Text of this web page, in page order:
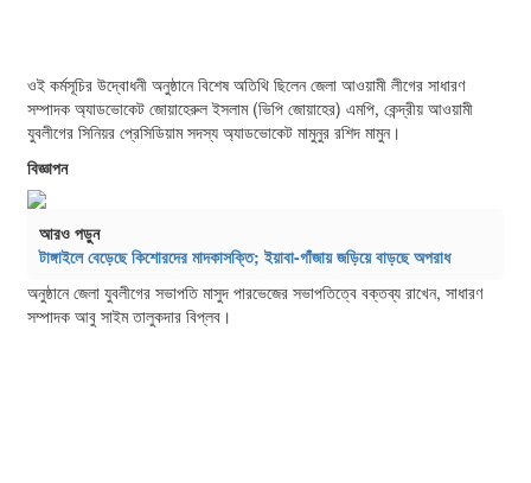
ওই কর্মসূচির উদ্বোধনী অনুষ্ঠানে বিশেষ অতিথি ছিলেন জেলা আওয়ামী লীগের সাধারণ
সম্পাদক অ্যাডভোকেট জোয়াহেরুল ইসলাম (ভিপি জোয়াহের) এমপি, কেন্দ্রীয় আওয়ামী
যুবলীগের সিনিয়র প্রেসিডিয়াম সদস্য অ্যাডভোকেট মামুনুর রশিদ মামুন।
বিজ্ঞাপন
আরও পড়ুন
টাঙ্গাইলে বেড়েছে কিশোরদের মাদকাসক্তি; ইয়াবা-গাঁজায় জড়িয়ে বাড়ছে অপরাধ
অনুষ্ঠানে জেলা যুবলীগের সভাপতি মাসুদ পারভেজের সভাপতিত্বে বক্তব্য রাখেন, সাধারণ
সম্পাদক আবু সাইম তালুকদার বিপ্লব।